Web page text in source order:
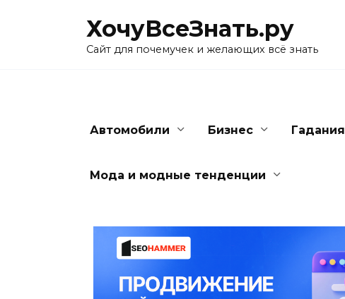
ХочуВсеЗнать.ру
Сайт для почемучек и желающих всё знать
Автомобили Бизнес Гадания
Мода и модные тенденции